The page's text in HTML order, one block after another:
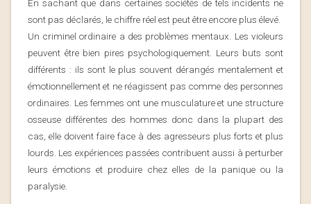
En sachant que dans certaines sociétés de tels incidents ne
sont pas déclarés, le chiffre réel est peut être encore plus élevé.
Un criminel ordinaire a des problèmes mentaux. Les violeurs
peuvent être bien pires psychologiquement. Leurs buts sont
différents : ils sont le plus souvent dérangés mentalement et
émotionnellement et ne réagissent pas comme des personnes
ordinaires. Les femmes ont une musculature et une structure
osseuse différentes des hommes donc dans la plupart des
cas, elle doivent faire face à des agresseurs plus forts et plus
lourds. Les expériences passées contribuent aussi à perturber
leurs émotions et produire chez elles de la panique ou la
paralysie.